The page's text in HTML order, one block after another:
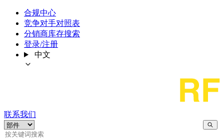
合规中心
竞争对手对照表
分销商库存搜索
登录/注册
中文
联系我们